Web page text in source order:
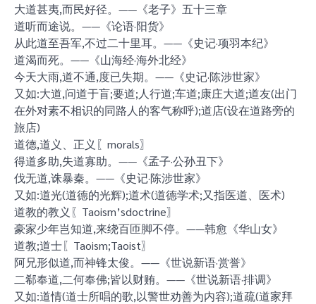
大道甚夷,而民好径。——《老子》五十三章
道听而途说。——《论语·阳货》
从此道至吾军,不过二十里耳。——《史记·项羽本纪》
道渴而死。——《山海经·海外北经》
今天大雨,道不通,度已失期。——《史记·陈涉世家》
又如:大道,问道于盲;要道;人行道;车道;康庄大道;道友(出门
在外对素不相识的同路人的客气称呼);道店(设在道路旁的
旅店)
道德,道义、正义〖morals〗
得道多助,失道寡助。——《孟子·公孙丑下》
伐无道,诛暴秦。——《史记·陈涉世家》
又如:道光(道德的光辉);道术(道德学术;又指医道、医术)
道教的教义〖Taoism’sdoctrine〗
豪家少年岂知道,来绕百匝脚不停。——韩愈《华山女》
道教;道士〖Taoism;Taoist〗
阿兄形似道,而神锋太俊。——《世说新语·赏誉》
二郗奉道,二何奉佛;皆以财贿。——《世说新语·排调》
又如:道情(道士所唱的歌,以警世劝善为内容);道疏(道家拜